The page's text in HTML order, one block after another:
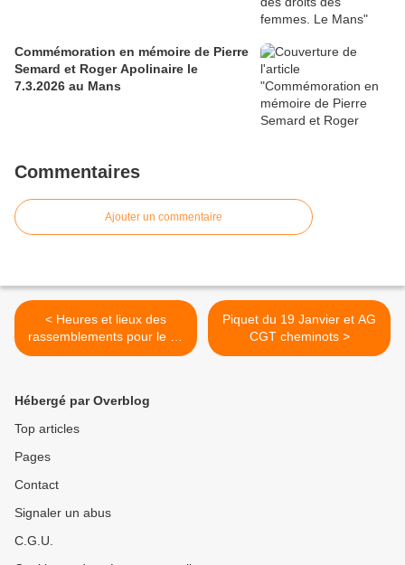
Commémoration en mémoire de Pierre
Semard et Roger Apolinaire le
7.3.2026 au Mans
Commentaires
Ajouter un commentaire
< Heures et lieux des
rassemblements pour le 19
Janvier 2023 au Mans ! ✊
Janvier 2023
Piquet du 19 Janvier et AG
CGT cheminots >
Hébergé par Overblog
Top articles
Pages
Contact
Signaler un abus
C.G.U.